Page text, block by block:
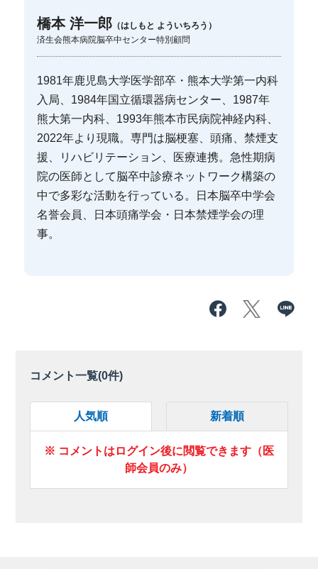
橋本 洋一郎 （はしもと よういちろう）
済生会熊本病院脳卒中センター特別顧問
1981年鹿児島大学医学部卒・熊本大学第一内科
入局、1984年国立循環器病センター、1987年
熊大第一内科、1993年熊本市民病院神経内科、
2022年より現職。専門は脳梗塞、頭痛、禁煙支
援、リハビリテーション、医療連携。急性期病
院の医師として脳卒中診療ネットワーク構築の
中で多彩な活動を行っている。日本脳卒中学会
名誉会員、日本頭痛学会・日本禁煙学会の理
事。
コメント一覧(0件)
人気順 新着順
※ コメントはログイン後に閲覧できます（医
師会員のみ）